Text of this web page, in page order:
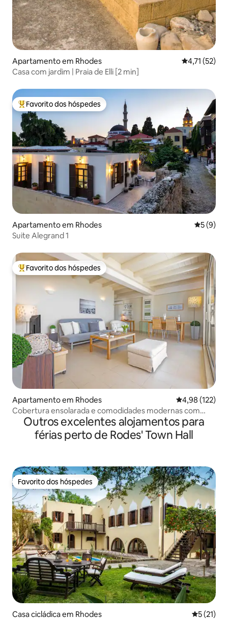
Apartamento em Rhodes
4,71 (52)
Casa com jardim | Praia de Elli [2 min]
Favoritos dos hóspedes mais apreciados
Favorito dos hóspedes
Apartamento em Rhodes
5 (9)
Suite Alegrand 1
Favoritos dos hóspedes mais apreciados
Favorito dos hóspedes
Apartamento em Rhodes Classificação
4,98 (122)
Cobertura ensolarada e comodidades modernas com
vista para o ★ mar ★
Outros excelentes alojamentos para
férias perto de Rodes' Town Hall
Favorito dos hóspedes
Favorito dos hóspedes
Casa cicládica em Rhodes
5 (21)